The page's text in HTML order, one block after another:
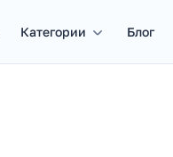
Категории Блог